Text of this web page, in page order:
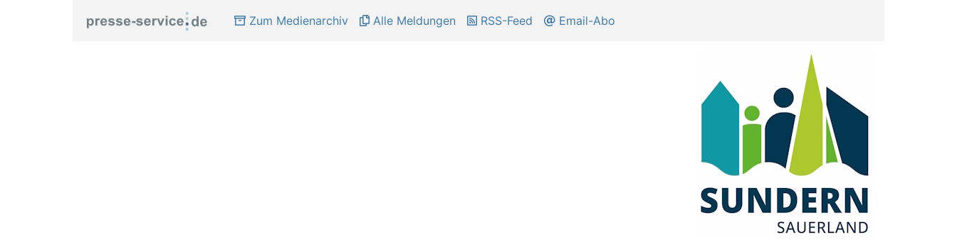
Zum Medienarchiv Alle Meldungen RSS-Feed Email-Abo